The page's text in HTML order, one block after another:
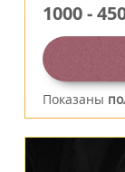
1000-
Показаны